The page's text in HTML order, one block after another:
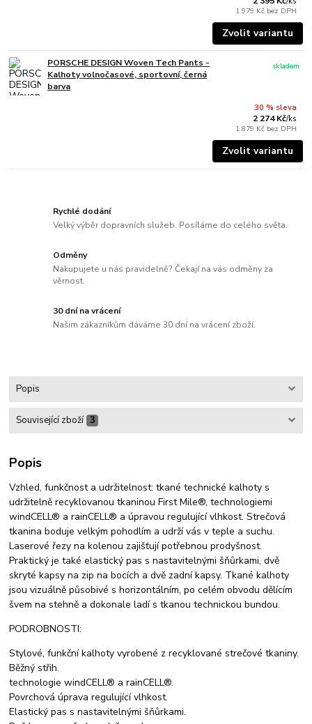
1 979 Kč bez DPH
Zvolit variantu
PORSCHE DESIGN Woven Tech Pants -
Kalhoty volnočasové, sportovní, černá
barva
30 % sleva
2 274 Kč/ks
1 879 Kč bez DPH
skladem
Zvolit variantu
Rychlé dodání
Velký výběr dopravních služeb. Posíláme do celého světa.
Odměny
Nakupujete u nás pravidelně? Čekají na vás odměny za
věrnost.
30 dní na vrácení
Našim zákazníkům dáváme 30 dní na vrácení zboží.
Popis
Související zboží 3
Popis
Vzhled, funkčnost a udržitelnost: tkané technické kalhoty s
udržitelně recyklovanou tkaninou First Mile®, technologiemi
windCELL® a rainCELL® a úpravou regulující vlhkost. Strečová
tkanina boduje velkým pohodlím a udrží vás v teple a suchu.
Laserové řezy na kolenou zajišťují potřebnou prodyšnost.
Praktický je také elastický pas s nastavitelnými šňůrkami, dvě
skryté kapsy na zip na bocích a dvě zadní kapsy. Tkané kalhoty
jsou vizuálně působivé s horizontálním, po celém obvodu dělícím
švem na stehně a dokonale ladí s tkanou technickou bundou.
PODROBNOSTI:
Stylové, funkční kalhoty vyrobené z recyklované strečové tkaniny.
Běžný střih.
technologie windCELL® a rainCELL®.
Povrchová úprava regulující vlhkost.
Elastický pas s nastavitelnými šňůrkami.